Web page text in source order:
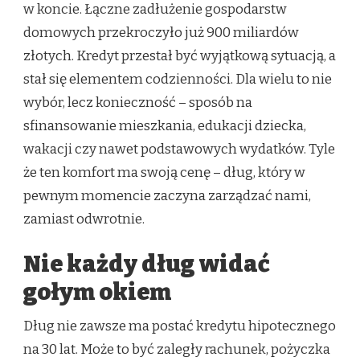
w koncie. Łączne zadłużenie gospodarstw
domowych przekroczyło już 900 miliardów
złotych. Kredyt przestał być wyjątkową sytuacją, a
stał się elementem codzienności. Dla wielu to nie
wybór, lecz konieczność – sposób na
sfinansowanie mieszkania, edukacji dziecka,
wakacji czy nawet podstawowych wydatków. Tyle
że ten komfort ma swoją cenę – dług, który w
pewnym momencie zaczyna zarządzać nami,
zamiast odwrotnie.
Nie każdy dług widać
gołym okiem
Dług nie zawsze ma postać kredytu hipotecznego
na 30 lat. Może to być zaległy rachunek, pożyczka